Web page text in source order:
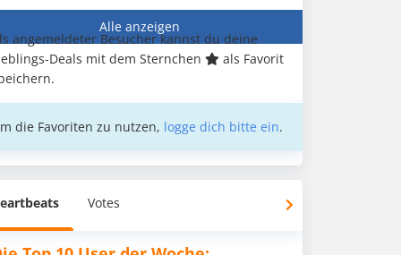
Alle anzeigen
angemeldeter Besucher kannst du deine
Deals mit dem Sternchen
als Favorit
die Favoriten zu nutzen, logge dich bitte ein.
Votes